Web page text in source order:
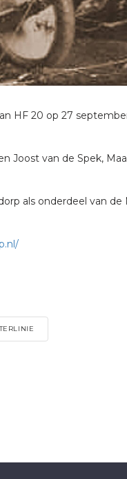
HF 20 op 27
Joost van de Spek,
als onderdeel van